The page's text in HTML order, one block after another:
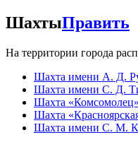
ШахтыПравить
На территории города
Шахта имени А. Д.
Шахта имени С. Д.
Шахта «Комсомолец»
Шахта
Шахта имени С. М.